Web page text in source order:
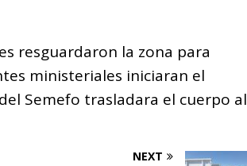
resguardaron la zona para
ministeriales iniciaran el
Semefo trasladara el cuerpo al
NEXT